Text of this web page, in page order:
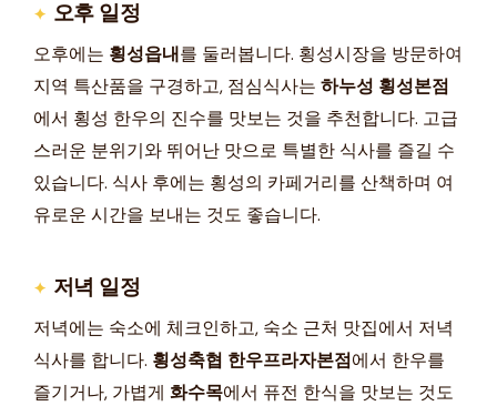
오후 일정
오후에는 횡성읍내를 둘러봅니다. 횡성시장을 방문하여
지역 특산품을 구경하고, 점심식사는 하누성 횡성본점
에서 횡성 한우의 진수를 맛보는 것을 추천합니다. 고급
스러운 분위기와 뛰어난 맛으로 특별한 식사를 즐길 수
있습니다. 식사 후에는 횡성의 카페거리를 산책하며 여
유로운 시간을 보내는 것도 좋습니다.
저녁 일정
저녁에는 숙소에 체크인하고, 숙소 근처 맛집에서 저녁
식사를 합니다. 횡성축협 한우프라자본점에서 한우를
즐기거나, 가볍게 화수목에서 퓨전 한식을 맛보는 것도